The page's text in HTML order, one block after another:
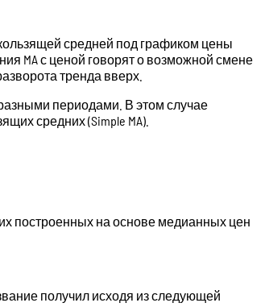
средней под графиком цены
MA с ценой говорят о возможной смене
тренда вверх.
периодами. В этом случае
средних (Simple MA).
построенных на основе медианных цен
получил исходя из следующей